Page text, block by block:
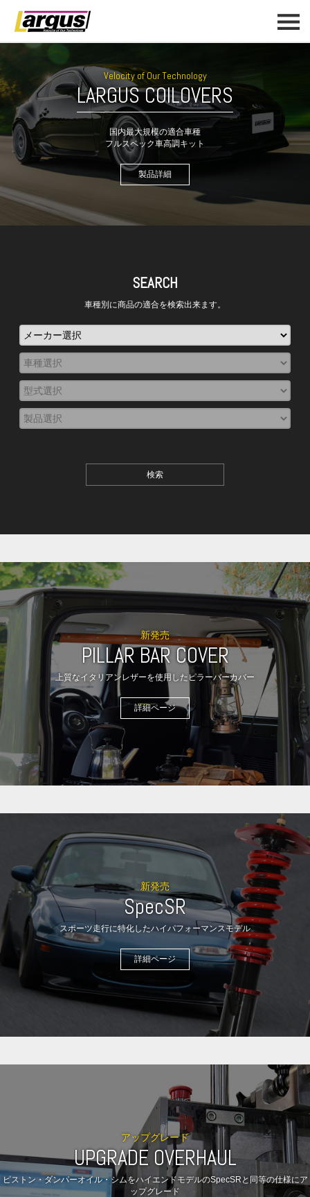
Velocity of Our Technology
LARGUS COILOVERS
国内最大規模の適合車種
フルスペック車高調キット
製品詳細
SEARCH
車種別に商品の適合を検索出来ます。
新発売
PILLAR BAR COVER
上質なイタリアンレザーを使用したピラーバーカバー
詳細ページ
新発売
SpecSR
スポーツ走行に特化したハイパフォーマンスモデル
詳細ページ
アップグレード
UPGRADE OVERHAUL
ピストン・ダンパーオイル・シムをハイエンドモデルのSpecSRと同等の仕様にア
ップグレード